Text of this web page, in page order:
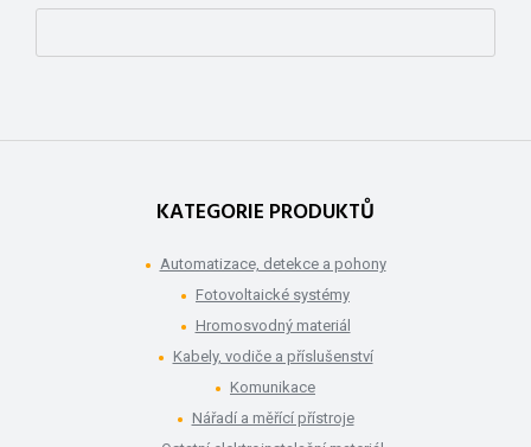
KATEGORIE PRODUKTŮ
Automatizace, detekce a pohony
Fotovoltaické systémy
Hromosvodný materiál
Kabely, vodiče a příslušenství
Komunikace
Nářadí a měřící přístroje